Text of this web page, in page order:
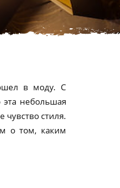
в моду. С
эта небольшая
чувство стиля.
о том, каким